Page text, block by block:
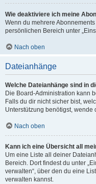
Wie deaktiviere ich meine
Wenn du mehrere
persönlichen Bereich unter
Nach oben
Dateianhänge
Welche Dateianhänge sind in
Die Board-Administration kann
Falls du dir nicht sicher bist,
Unterstützung benötigst,
Nach oben
Kann ich eine Übersicht all
Um eine Liste all deiner
Bereich. Dort findest du unter
verwalten“, über den du eine
verwalten kannst.